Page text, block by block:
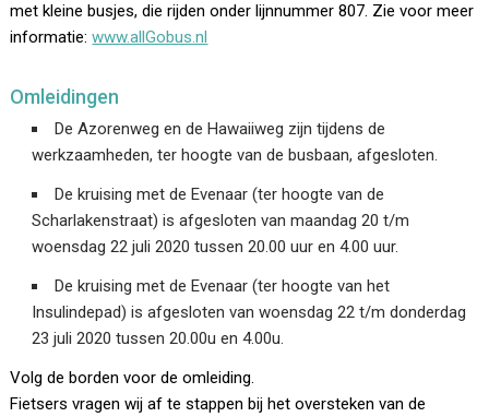
met kleine busjes, die rijden onder lijnnummer 807. Zie voor meer
informatie:www.allGobus.nl
Omleidingen
De Azorenweg en de Hawaiiweg zijn tijdens de
werkzaamheden, ter hoogte van de busbaan, afgesloten.
De kruising met de Evenaar (ter hoogte van de
Scharlakenstraat) is afgesloten van maandag 20 t/m
woensdag 22 juli 2020 tussen 20.00 uur en 4.00 uur.
De kruising met de Evenaar (ter hoogte van het
Insulindepad) is afgesloten van woensdag 22 t/m donderdag
23 juli 2020 tussen 20.00u en 4.00u.
Volg de borden voor de omleiding.
Fietsers vragen wij af te stappen bij het oversteken van de